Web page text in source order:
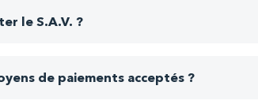
le S.A.V. ?
de paiements acceptés ?